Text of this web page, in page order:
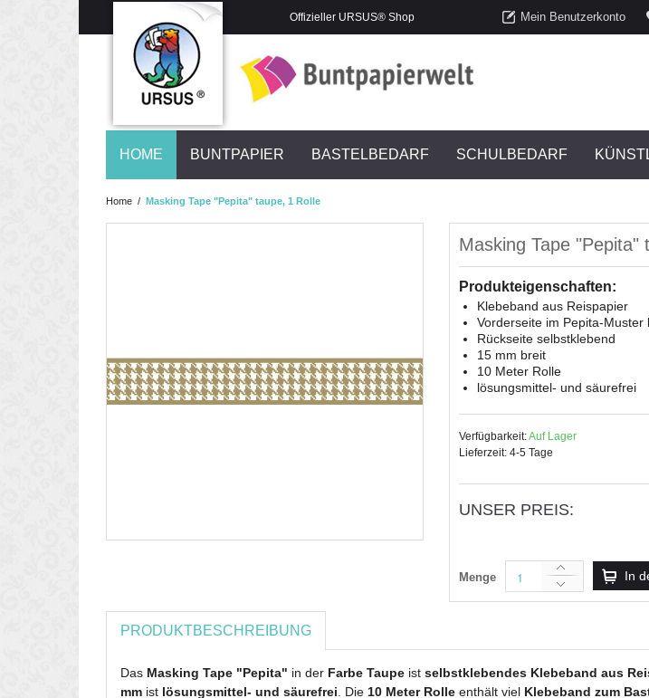
Offizieller URSUS® Shop Mein Benutzerkonto
HOME BUNTPAPIER BASTELBEDARF SCHULBEDARF
Home / Masking Tape "Pepita" taupe, 1 Rolle
Masking Tape "Pepita"
Produkteigenschaften:
Klebeband aus Reispapier
Vorderseite im Pepita-Muster
Rückseite selbstklebend
15 mm breit
10 Meter Rolle
lösungsmittel- und säurefrei
Verfügbarkeit:Auf Lager
Lieferzeit: 4-5 Tage
UNSER PREIS:
Menge In
PRODUKTBESCHREIBUNG
Das Masking Tape "Pepita" in der Farbe Taupe ist selbstklebendes Klebeband aus
mm ist lösungsmittel- und säurefrei . Die 10 Meter Rolle enthält viel Klebeband zum